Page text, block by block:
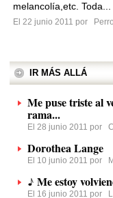
melancolía,etc. Toda...
El 22 junio 2011 por
IR MÁS ALLÁ
Me puse triste al
rama...
El 28 junio 2011 por
Dorothea Lange
El 10 junio 2011 por
♪ Me estoy
El 16 junio 2011 por